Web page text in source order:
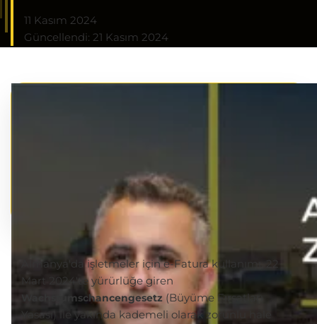
11 Kasım 2024
Güncellendi: 21 Kasım 2024
Almanya'da işletmeler için e-Fatura kullanımı, 22
Mart 2024'te yürürlüğe giren
Wachstumschancengesetz (Büyüme Fırsatları
Yasası) ile yakında kademeli olarak zorunlu hale